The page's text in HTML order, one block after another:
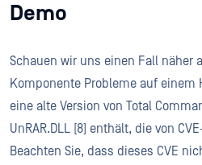
Demo
Schauen wir uns einen Fall näher
Komponente Probleme auf einem
eine alte Version von Total
UnRAR.DLL [8] enthält, die von
Beachten Sie, dass dieses CVE